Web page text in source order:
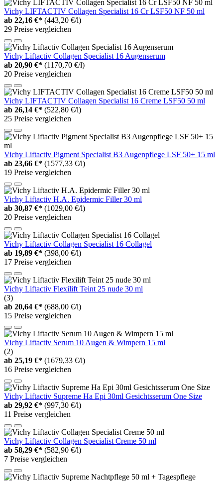
Vichy LIFTACTIV Collagen Specialist 16 Cr LSF50 NF 50 ml
ab 22,16 €* (443,20 €/l)
29 Preise vergleichen
Vichy Liftactiv Collagen Specialist 16 Augenserum
ab 20,90 €* (1170,70 €/l)
20 Preise vergleichen
Vichy LIFTACTIV Collagen Specialist 16 Creme LSF50 50 ml
ab 26,14 €* (522,80 €/l)
25 Preise vergleichen
Vichy Liftactiv Pigment Specialist B3 Augenpflege LSF 50+ 15 ml
ab 23,66 €* (1577,33 €/l)
19 Preise vergleichen
Vichy Liftactiv H.A. Epidermic Filler 30 ml
ab 30,87 €* (1029,00 €/l)
20 Preise vergleichen
Vichy Liftactiv Collagen Specialist 16 Collagel
ab 19,89 €* (398,00 €/l)
17 Preise vergleichen
Vichy Liftactiv Flexilift Teint 25 nude 30 ml
(3)
ab 20,64 €* (688,00 €/l)
15 Preise vergleichen
Vichy Liftactiv Serum 10 Augen & Wimpern 15 ml
(2)
ab 25,19 €* (1679,33 €/l)
16 Preise vergleichen
Vichy Liftactiv Supreme Ha Epi 30ml Gesichtsserum One Size
ab 29,92 €* (997,30 €/l)
11 Preise vergleichen
Vichy Liftactiv Collagen Specialist Creme 50 ml
ab 58,29 €* (582,90 €/l)
7 Preise vergleichen